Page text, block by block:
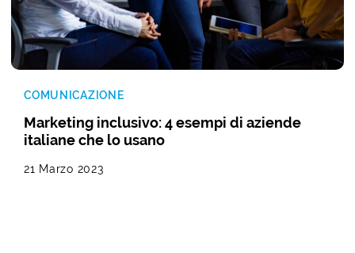
COMUNICAZIONE
Marketing inclusivo: 4 esempi di aziende
italiane che lo usano
21 Marzo 2023